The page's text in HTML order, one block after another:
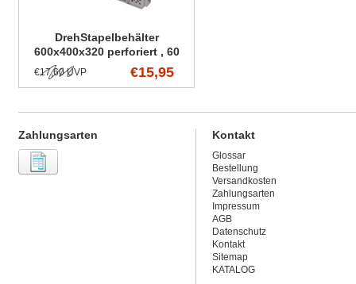
DrehStapelbehälter
600x400x320 perforiert , 60
€15,95
€17,60 UVP
Zahlungsarten Kontakt
Glossar
Bestellung
Versandkosten
Zahlungsarten
Impressum
AGB
Datenschutz
Kontakt
Sitemap
KATALOG